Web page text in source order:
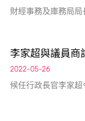
財經事務及庫務局
李家超與議員商
2022-05-26
候任行政長官李家